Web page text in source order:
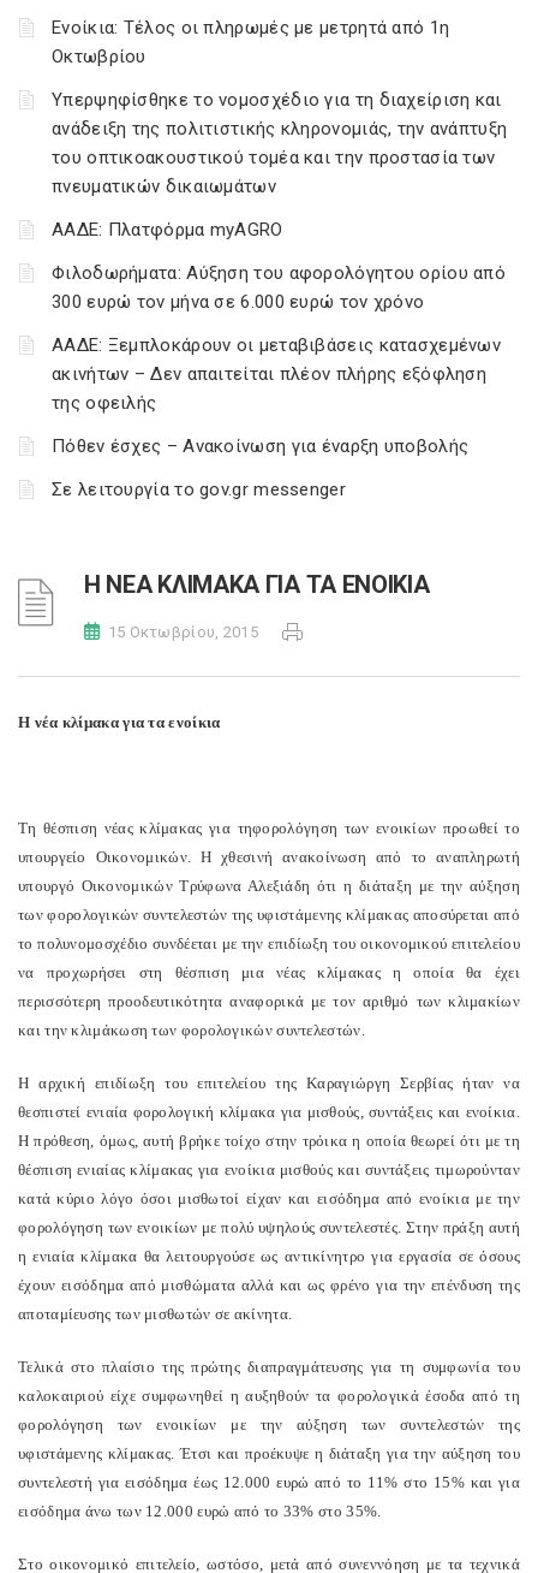
Ενοίκια: Τέλος οι πληρωμές με μετρητά από 1η
Οκτωβρίου
Υπερψηφίσθηκε το νομοσχέδιο για τη διαχείριση και
ανάδειξη της πολιτιστικής κληρονομιάς, την ανάπτυξη
του οπτικοακουστικού τομέα και την προστασία των
πνευματικών δικαιωμάτων
ΑΑΔΕ: Πλατφόρμα myAGRO
Φιλοδωρήματα: Αύξηση του αφορολόγητου ορίου από
300 ευρώ τον μήνα σε 6.000 ευρώ τον χρόνο
ΑΑΔΕ: Ξεμπλοκάρουν οι μεταβιβάσεις κατασχεμένων
ακινήτων – Δεν απαιτείται πλέον πλήρης εξόφληση
της οφειλής
Πόθεν έσχες – Ανακοίνωση για έναρξη υποβολής
Σε λειτουργία το gov.gr messenger
Η ΝΕΑ ΚΛΙΜΑΚΑ ΓΙΑ ΤΑ ΕΝΟΙΚΙΑ
15 Οκτωβρίου, 2015
Η νέα κλίμακα για τα ενοίκια
Τη θέσπιση νέας κλίμακας για τηφορολόγηση των ενοικίων προωθεί το
υπουργείο Οικονομικών. Η χθεσινή ανακοίνωση από το αναπληρωτή
υπουργό Οικονομικών Τρύφωνα Αλεξιάδη ότι η διάταξη με την αύξηση
των φορολογικών συντελεστών της υφιστάμενης κλίμακας αποσύρεται από
το πολυνομοσχέδιο συνδέεται με την επιδίωξη του οικονομικού επιτελείου
να προχωρήσει στη θέσπιση μια νέας κλίμακας η οποία θα έχει
περισσότερη προοδευτικότητα αναφορικά με τον αριθμό των κλιμακίων
και την κλιμάκωση των φορολογικών συντελεστών.
Η αρχική επιδίωξη του επιτελείου της Καραγιώργη Σερβίας ήταν να
θεσπιστεί ενιαία φορολογική κλίμακα για μισθούς, συντάξεις και ενοίκια.
Η πρόθεση, όμως, αυτή βρήκε τοίχο στην τρόικα η οποία θεωρεί ότι με τη
θέσπιση ενιαίας κλίμακας για ενοίκια μισθούς και συντάξεις τιμωρούνταν
κατά κύριο λόγο όσοι μισθωτοί είχαν και εισόδημα από ενοίκια με την
φορολόγηση των ενοικίων με πολύ υψηλούς συντελεστές. Στην πράξη αυτή
η ενιαία κλίμακα θα λειτουργούσε ως αντικίνητρο για εργασία σε όσους
έχουν εισόδημα από μισθώματα αλλά και ως φρένο για την επένδυση της
αποταμίευσης των μισθωτών σε ακίνητα.
Τελικά στο πλαίσιο της πρώτης διαπραγμάτευσης για τη συμφωνία του
καλοκαιριού είχε συμφωνηθεί η αυξηθούν τα φορολογικά έσοδα από τη
φορολόγηση των ενοικίων με την αύξηση των συντελεστών της
υφιστάμενης κλίμακας. Έτσι και προέκυψε η διάταξη για την αύξηση του
συντελεστή για εισόδημα έως 12.000 ευρώ από το 11% στο 15% και για
εισόδημα άνω των 12.000 ευρώ από το 33% στο 35%.
Στο οικονομικό επιτελείο, ωστόσο, μετά από συνεννόηση με τα τεχνικά